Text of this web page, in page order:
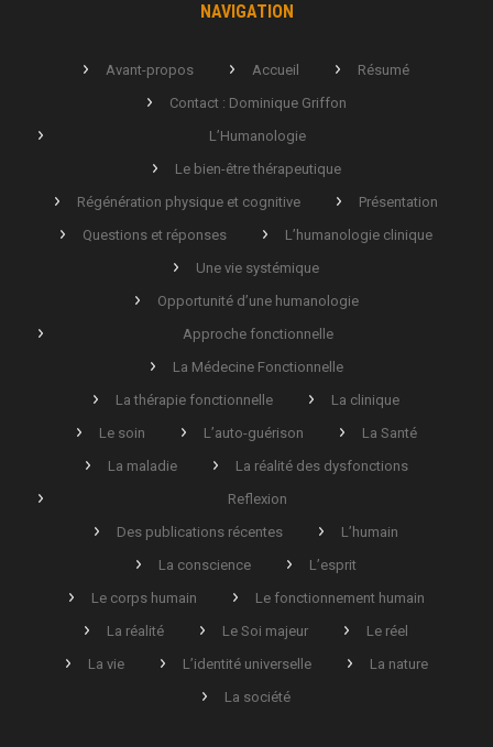
NAVIGATION
Avant-propos Accueil
Résumé
Contact : Dominique Griffon
L’Humanologie
Le bien-être thérapeutique
Régénération physique et cognitive
Présentation
Questions et réponses
L’humanologie clinique
Une vie systémique
Opportunité d’une humanologie
Approche fonctionnelle
La Médecine Fonctionnelle
La thérapie fonctionnelle
La clinique
Le soin
L’auto-guérison
La Santé
La maladie
La réalité des dysfonctions
Reflexion
Des publications récentes
L’humain
La conscience
L’esprit
Le corps humain
Le fonctionnement humain
La réalité
Le Soi majeur
Le réel
La vie
L’identité universelle
La nature
La société